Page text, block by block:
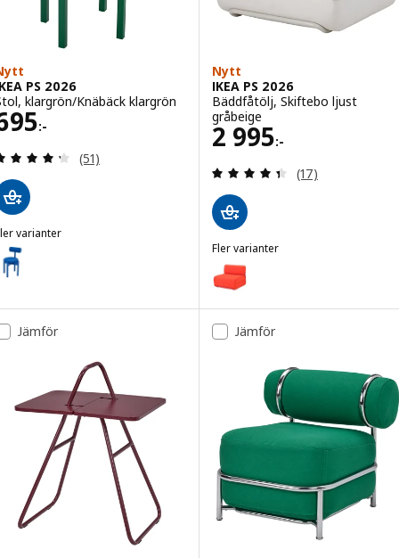
PS 2026
klargrön/Knäbäck klargrön
:-
695:-
Recensera: 4.3 utav 5 stjärnor. Totalt antal
(51)
varianter
PS 2026IKEA PS 2026, Stol, klarblå/Knäbäck klarblå
Nytt
IKEA PS 2026
Bäddfåtölj, Skiftebo ljust
gråbeige
2 995:-
Pris 2995:-
Recensera:
(17)
Fler varianter
IKEA PS 2026
Variant: IKEA PS 2026,
Jämför Jämför